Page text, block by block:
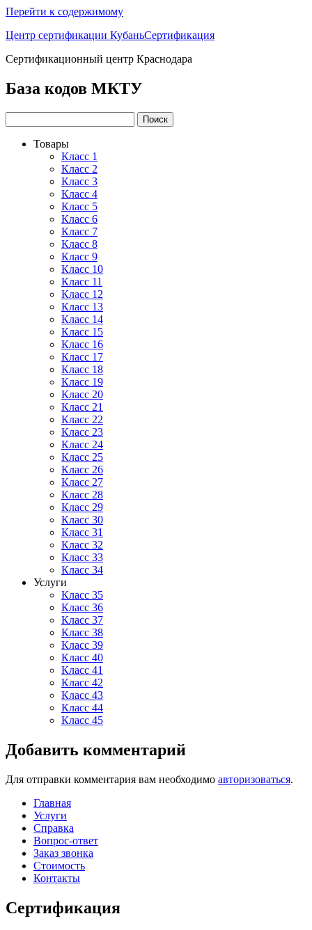
Перейти к содержимому
Центр сертификации КубаньСертификация
Сертификационный центр Краснодара
База кодов МКТУ
Товары
Класс 1
Класс 2
Класс 3
Класс 4
Класс 5
Класс 6
Класс 7
Класс 8
Класс 9
Класс 10
Класс 11
Класс 12
Класс 13
Класс 14
Класс 15
Класс 16
Класс 17
Класс 18
Класс 19
Класс 20
Класс 21
Класс 22
Класс 23
Класс 24
Класс 25
Класс 26
Класс 27
Класс 28
Класс 29
Класс 30
Класс 31
Класс 32
Класс 33
Класс 34
Услуги
Класс 35
Класс 36
Класс 37
Класс 38
Класс 39
Класс 40
Класс 41
Класс 42
Класс 43
Класс 44
Класс 45
Добавить комментарий
Для отправки комментария вам необходимо авторизоваться.
Главная
Услуги
Справка
Вопрос-ответ
Заказ звонка
Стоимость
Контакты
Сертификация